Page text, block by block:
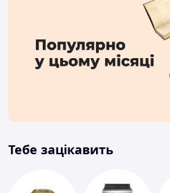
Тебе зацікавить